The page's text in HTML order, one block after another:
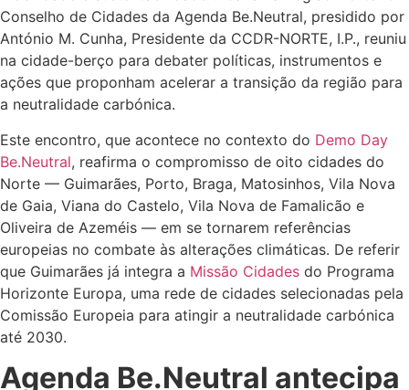
Conselho de Cidades da Agenda Be.Neutral, presidido por
António M. Cunha, Presidente da CCDR-NORTE, I.P., reuniu
na cidade-berço para debater políticas, instrumentos e
ações que proponham acelerar a transição da região para
a neutralidade carbónica.
Este encontro, que acontece no contexto do Demo Day
Be.Neutral, reafirma o compromisso de oito cidades do
Norte — Guimarães, Porto, Braga, Matosinhos, Vila Nova
de Gaia, Viana do Castelo, Vila Nova de Famalicão e
Oliveira de Azeméis — em se tornarem referências
europeias no combate às alterações climáticas. De referir
que Guimarães já integra a Missão Cidades do Programa
Horizonte Europa, uma rede de cidades selecionadas pela
Comissão Europeia para atingir a neutralidade carbónica
até 2030.
Agenda Be.Neutral antecipa